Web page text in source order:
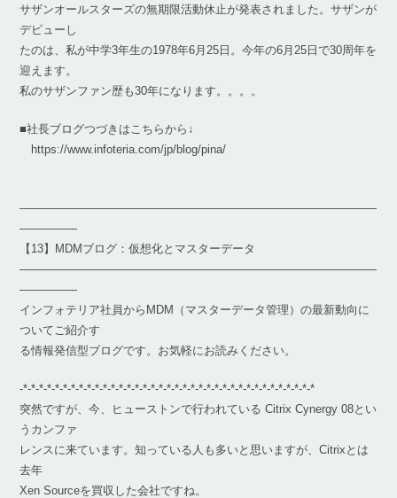
サザンオールスターズの無期限活動休止が発表されました。サザンが
デビューし
たのは、私が中学3年生の1978年6月25日。今年の6月25日で30周年を
迎えます。
私のサザンファン歴も30年になります。。。。
■社長ブログつづきはこちらから↓
https://www.infoteria.com/jp/blog/pina/
―――――――――――――――――――――――――――――――
―――――
【13】MDMブログ：仮想化とマスターデータ
―――――――――――――――――――――――――――――――
―――――
インフォテリア社員からMDM（マスターデータ管理）の最新動向に
ついてご紹介す
る情報発信型ブログです。お気軽にお読みください。
-*-*-*-*-*-*-*-*-*-*-*-*-*-*-*-*-*-*-*-*-*-*-*-*-*-*-*-*-*-*-*-*-*-*-*-*-*
突然ですが、今、ヒューストンで行われている Citrix Cynergy 08とい
うカンファ
レンスに来ています。知っている人も多いと思いますが、Citrixとは
去年
Xen Sourceを買収した会社ですね。